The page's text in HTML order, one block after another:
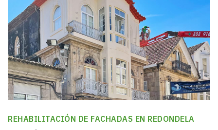
REHABILITACIÓN DE FACHADAS EN REDONDELA